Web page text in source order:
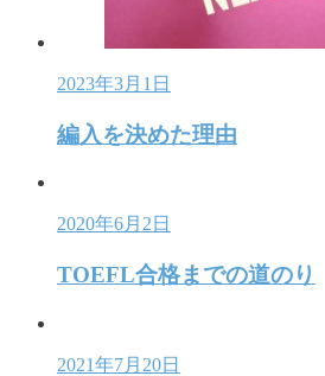
2023年3月1日
編入を決めた理由
2020年6月2日
TOEFL合格までの道のり
2021年7月20日